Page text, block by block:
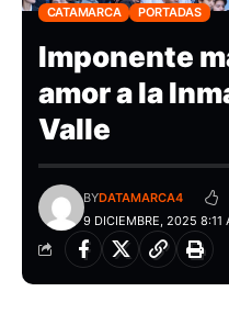
CATAMARCA PORTADAS
Imponente
amor a la
Valle
9 DICIEMBRE, 2025 8:11
BYDATAMARCA4